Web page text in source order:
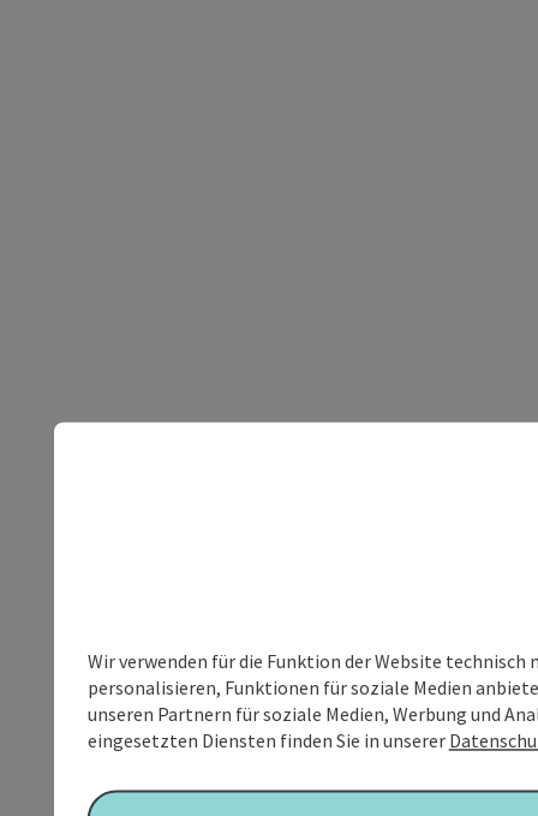
Wir verwenden für die Funktion der Website
personalisieren, Funktionen für soziale Medien
unseren Partnern für soziale Medien, Werbung und
eingesetzten Diensten finden Sie in unserer